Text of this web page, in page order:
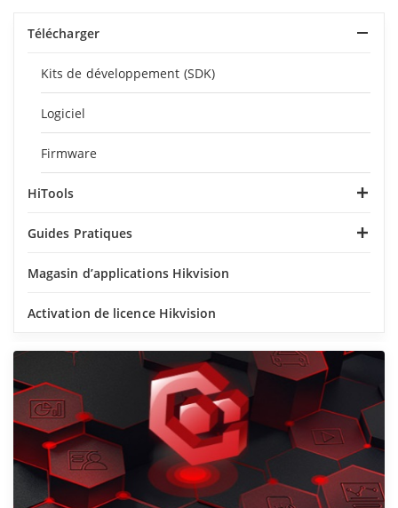
Télécharger
Kits de développement (SDK)
Logiciel
Firmware
HiTools
Guides Pratiques
Magasin d’applications Hikvision
Activation de licence Hikvision